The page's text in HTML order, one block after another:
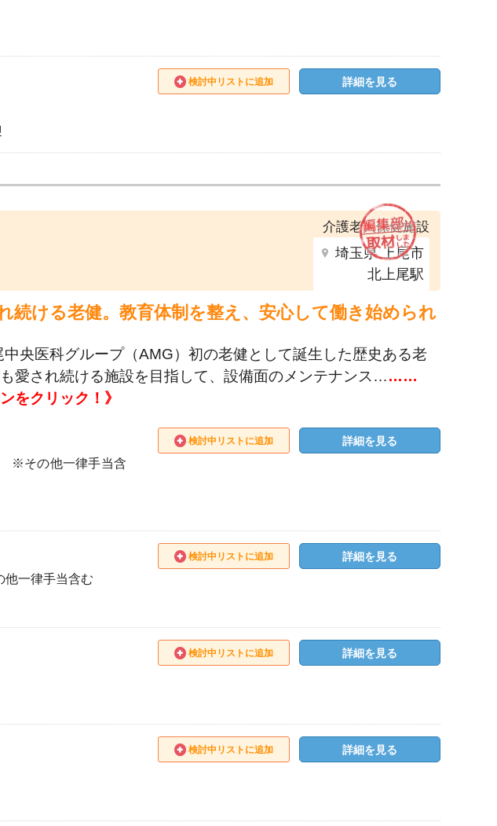
検討中リストに追加 詳細を見る
介護老人保健施設
埼玉県 上尾市
北上尾駅
続ける老健。教育体制を整え、安心して働き始められ
中央医科グループ（AMG）初の老健として誕生した歴史ある老
愛され続ける施設を目指して、設備面のメンテナンス………
をクリック！》
※その他一律手当含
検討中リストに追加 詳細を見る
一律手当含む
検討中リストに追加 詳細を見る
検討中リストに追加 詳細を見る
検討中リストに追加 詳細を見る